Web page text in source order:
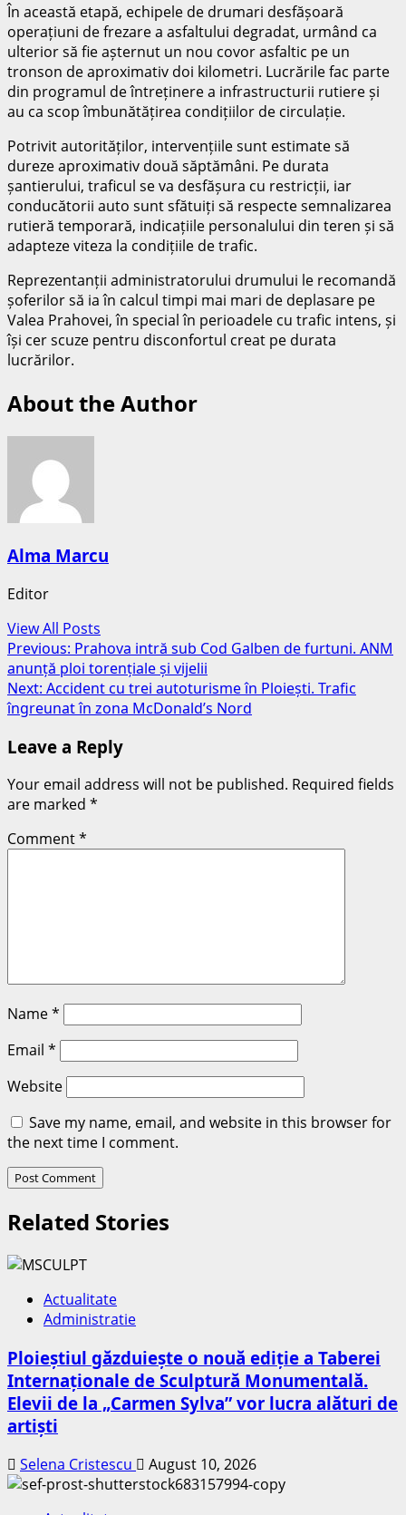
În această etapă, echipele de drumari desfășoară
operațiuni de frezare a asfaltului degradat, urmând ca
ulterior să fie așternut un nou covor asfaltic pe un
tronson de aproximativ doi kilometri. Lucrările fac parte
din programul de întreținere a infrastructurii rutiere și
au ca scop îmbunătățirea condițiilor de circulație.
Potrivit autorităților, intervențiile sunt estimate să
dureze aproximativ două săptămâni. Pe durata
șantierului, traficul se va desfășura cu restricții, iar
conducătorii auto sunt sfătuiți să respecte semnalizarea
rutieră temporară, indicațiile personalului din teren și să
adapteze viteza la condițiile de trafic.
Reprezentanții administratorului drumului le recomandă
șoferilor să ia în calcul timpi mai mari de deplasare pe
Valea Prahovei, în special în perioadele cu trafic intens, și
își cer scuze pentru disconfortul creat pe durata
lucrărilor.
About the Author
Alma Marcu
Editor
View All Posts
Post
navigation
Previous: Prahova intră sub Cod Galben de furtuni. ANM
anunță ploi torențiale și vijelii
Next: Accident cu trei autoturisme în Ploiești. Trafic
îngreunat în zona McDonald’s Nord
Leave a Reply
Your email address will not be published. Required fields
are marked *
Comment*
Name*
Email *
Website
Save my name, email, and website in this browser for
the next time I comment.
Related Stories
Actualitate
Administratie
Ploieștiul găzduiește o nouă ediție a Taberei
Internaționale de Sculptură Monumentală.
Elevii de la „Carmen Sylva” vor lucra alături de
artiști
Selena Cristescu August 10, 2026